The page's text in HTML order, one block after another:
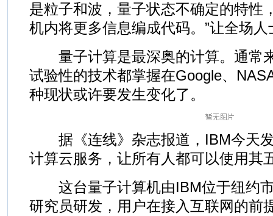
是粒子和波，量子状态不确定的特性
机内将更多信息编成代码。”让全场人
量子计算是最深奥的计算。通常
试验性的技术都掌握在Google、
种现状或许要发生变化了。
据《连线》杂志报道，IBM今天发
计算云服务，让所有人都可以使用其
这台量子计算机由IBM位于纽约市
研究员研发，用户在接入互联网的前